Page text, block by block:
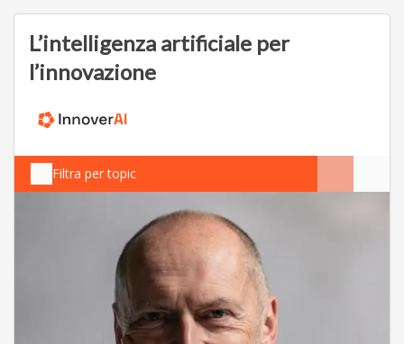
L’intelligenza artificiale per
l’innovazione
Filtra per topic